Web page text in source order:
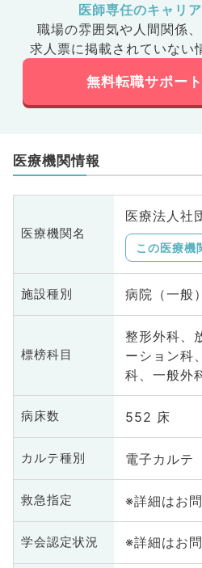
医師専任のキャリ
職場の雰囲気や人間関係、
求人票に掲載されていない
無料転職サポー
医療機関情報
医療機関名
医療法人社
この医療機
施設種別 病院（一般）
標榜科目
整形外科、
ーション科
科、一般外
病床数 552 床
カルテ種別 電子カルテ
救急指定 ※詳細はお
学会認定状況 ※詳細はお